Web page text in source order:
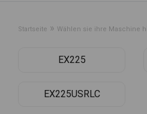
Startseite » Wählen sie ihre Maschine
EX225
EX225USRLC